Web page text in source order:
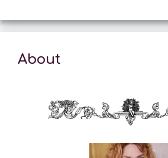
About